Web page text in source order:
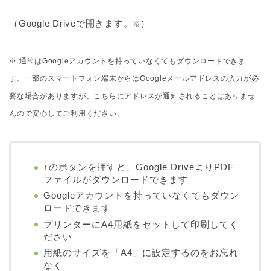
（Google Driveで開きます。 ※ ）
※ 通常はGoogleアカウントを持っていなくてもダウンロードできま
す。一部のスマートフォン端末からはGoogleメールアドレスの入力が必
要な場合がありますが、こちらにアドレスが通知されることはありませ
んので安心してご利用ください。
↑のボタンを押すと、Google DriveよりPDF
ファイルがダウンロードできます
Googleアカウントを持っていなくてもダウン
ロードできます
プリンターにA4用紙をセットして印刷してく
ださい
用紙のサイズを「A4」に設定するのをお忘れ
なく